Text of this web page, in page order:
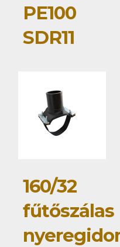
PE100
SDR11
160/32
fűtőszálas